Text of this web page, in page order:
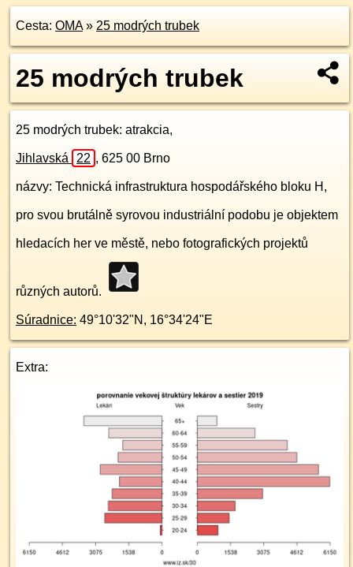
Cesta: OMA» 25 modrých trubek
25 modrých trubek
25 modrých trubek: atrakcia,
Jihlavská 22 , 625 00 Brno
názvy: Technická infrastruktura hospodářského bloku H,
pro svou brutálně syrovou industriální podobu je objektem
hledacích her ve městě, nebo fotografických projektů
různých autorů.
Súradnice: 49°10'32"N , 16°34'24"E
Extra: